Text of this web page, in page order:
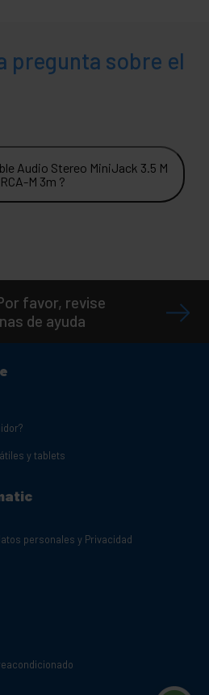
pregunta sobre el
Audio Stereo MiniJack 3.5 M
M 3m ?
favor, revise
de ayuda
y tablets
personales y Privacidad